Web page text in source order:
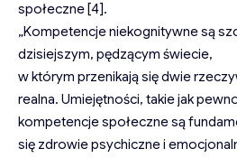
społeczne [4].
„Kompetencje niekognitywne są
dzisiejszym, pędzącym świecie,
w którym przenikają się dwie
realna. Umiejętności, takie jak
kompetencje społeczne są
się zdrowie psychiczne i